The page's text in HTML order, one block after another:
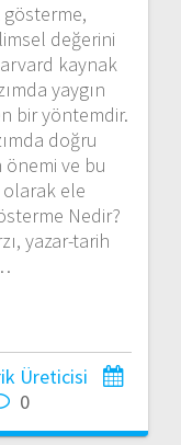
gösterme,
değerini
kaynak
yaygın
bir yöntemdir.
doğru
ve bu
ele
Nedir?
yazar-tarih
Üreticisi
0